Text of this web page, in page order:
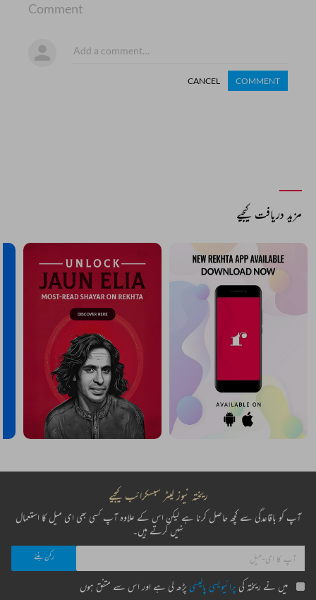
Comment
CANCEL COMMENT
مزید دریافت کیجیے
ریختہ نیوز لیٹر سبسکرائب کیجیے
آپ کو باقاعدگی سے کچھ حاصل کرنا ہے لیکن اس کے علاوہ آپ کسی بھی ای میل کا استعمال
نہیں کرتے ہیں۔
میں نے ریختہ کی پرائیویسی پالیسی پڑھ لی ہے اور اس سے متفق ہوں